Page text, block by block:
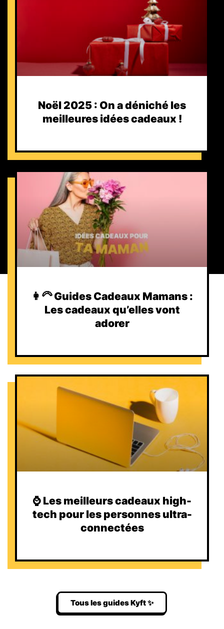
Noël 2025 : On a déniché les
meilleures idées cadeaux !
👩‍🦳 Guides Cadeaux Mamans :
Les cadeaux qu’elles vont
adorer
⌚️ Les meilleurs cadeaux high-
tech pour les personnes ultra-
connectées
Tous les guides Kyft ✨